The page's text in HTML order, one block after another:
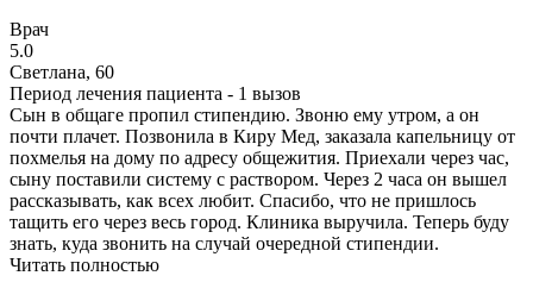
Врач
5.0
Светлана, 60
Период лечения пациента - 1 вызов
Сын в общаге пропил стипендию. Звоню ему утром, а он
почти плачет. Позвонила в Киру Мед, заказала капельницу от
похмелья на дому по адресу общежития. Приехали через час,
сыну поставили систему с раствором. Через 2 часа он вышел
рассказывать, как всех любит. Спасибо, что не пришлось
тащить его через весь город. Клиника выручила. Теперь буду
знать, куда звонить на случай очередной стипендии.
Читать полностью